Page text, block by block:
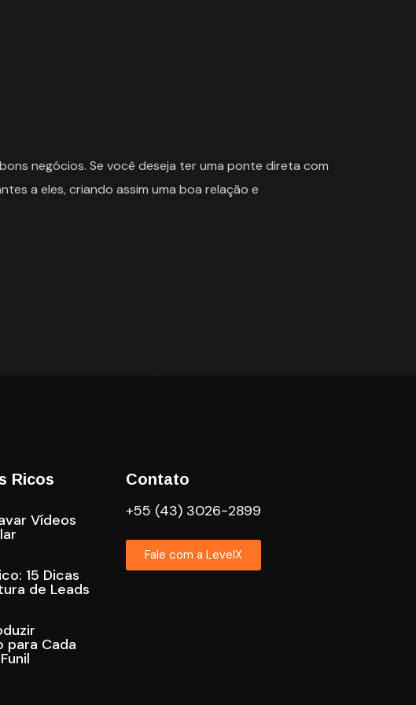
negócios. Se você deseja ter uma ponte direta com
a eles, criando assim uma boa relação e
Ricos
Vídeos
15 Dicas
de Leads
para Cada
Contato
+55 (43) 3026-2899
Fale com a LevelX